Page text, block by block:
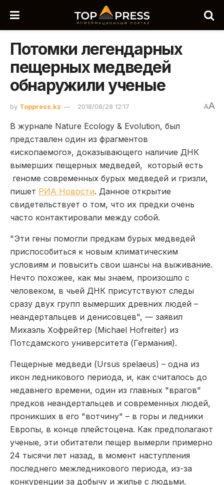
Потомки легендарных
пещерных медведей
обнаружили ученые
by Toppress.kz 2018/08/28 12:17 AA
В журнале Nature Ecology & Evolution, был
представлен один из фрагментов
«ископаемого», доказывающего наличие ДНК
вымерших пещерных медведей, который есть
геноме современных бурых медведей и гризли,
пишет РИА Новости. Данное открытие
свидетельствует о том, что их предки очень
часто контактировали между собой.
"Эти гены помогли предкам бурых медведей
приспособиться к новым климатическим
условиям и повысить свои шансы на выживание.
Нечто похожее, как мы знаем, произошло с
человеком, в чьей ДНК присутствуют следы
сразу двух групп вымерших древних людей –
неандертальцев и денисовцев", — заявил
Михаэль Хофрейтер (Michael Hofreiter) из
Потсдамского университета (Германия).
Пещерные медведи (Ursus spelaeus) – одна из
икон ледникового периода, и, как считалось до
недавнего времени, один из главных "врагов"
предков неандертальцев и современных людей,
проникших в его "вотчину" – в горы и ледники
Европы, в конце плейстоцена. Как предполагают
ученые, эти обитатели пещер вымерли примерно
24 тысячи лет назад, в момент наступления
последнего межледникового периода, из-за
конкуренции за добычу и жилье с людьми.